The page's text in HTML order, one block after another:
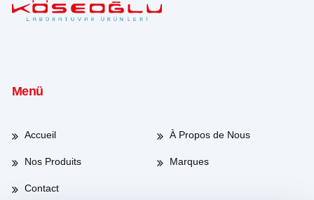
Menü
Accueil À Propos de Nous
Nos Produits Marques
Contact